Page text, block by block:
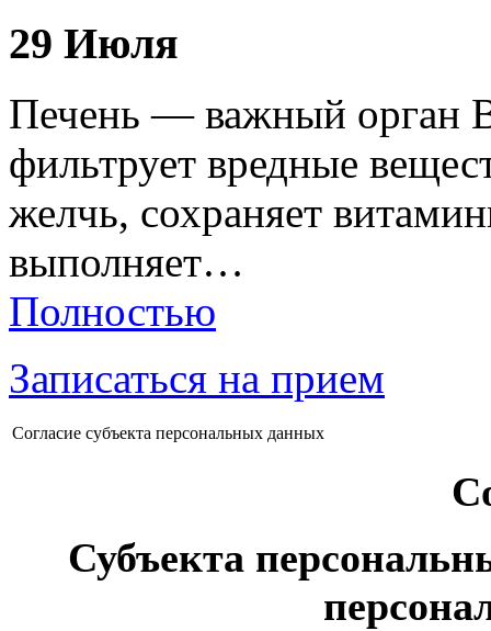
29 Июля
Печень — важный орган
фильтрует вредные
желчь, сохраняет
выполняет…
Полностью
Записаться на прием
Согласие субъекта персональных данных
Субъекта